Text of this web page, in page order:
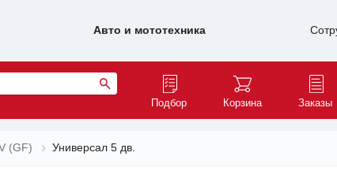
Авто и мототехника
Подбор Корзина Заказы
(GF) Универсал 5 дв.